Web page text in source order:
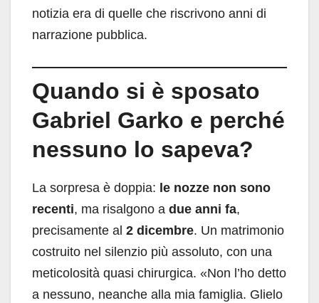
notizia era di quelle che riscrivono anni di
narrazione pubblica.
Quando si è sposato
Gabriel Garko e perché
nessuno lo sapeva?
La sorpresa è doppia: le nozze non sono
recenti, ma risalgono a due anni fa,
precisamente al 2 dicembre. Un matrimonio
costruito nel silenzio più assoluto, con una
meticolosità quasi chirurgica. «Non l’ho detto
a nessuno, neanche alla mia famiglia. Glielo